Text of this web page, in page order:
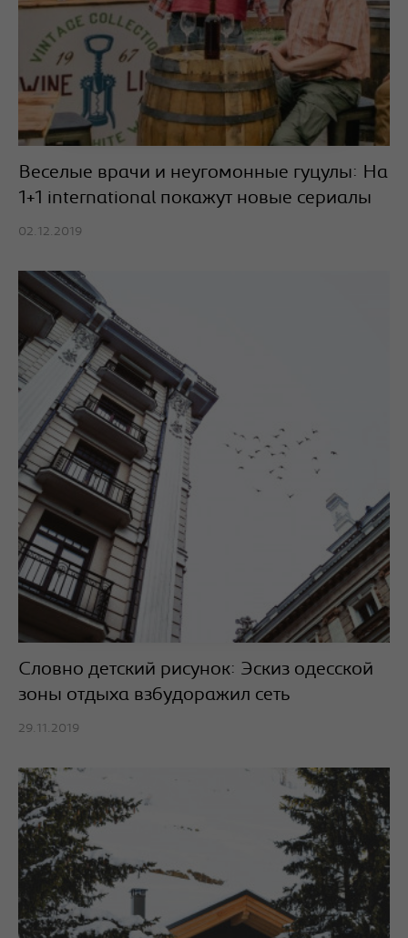
Веселые врачи и неугомонные гуцулы: На
1+1 international покажут новые сериалы
02.12.2019
Словно детский рисунок: Эскиз одесской
зоны отдыха взбудоражил сеть
29.11.2019